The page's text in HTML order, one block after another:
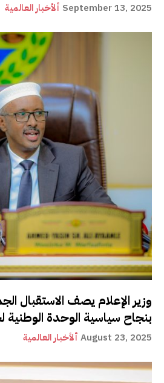
ألأخبار العالمية September 13, 2025
وزير الإعلام يصف الاستقبال
بنجاح سياسية الوحدة الوطنية
ألأخبار العالمية August 23, 2025